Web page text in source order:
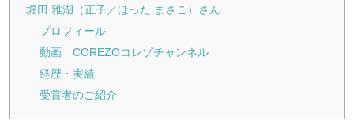
堀田 雅湖（正子／ほった まさこ）さん
プロフィール
動画 COREZOコレゾチャンネル
経歴・実績
受賞者のご紹介